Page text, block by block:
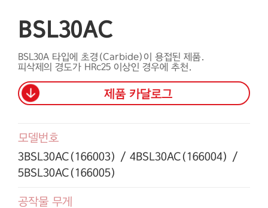
BSL30AC
BSL30A 타입에 초경(Carbide)이 용접된 제품.
피삭제의 경도가 HRc25 이상인 경우에 추천.
제품 카달로그
모델번호
3BSL30AC(166003) / 4BSL30AC(166004) /
5BSL30AC(166005)
공작물 무게